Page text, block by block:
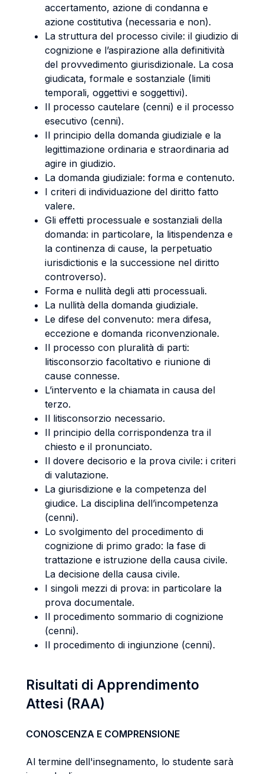
accertamento, azione di condanna e
azione costitutiva (necessaria e non).
La struttura del processo civile: il giudizio di
cognizione e l’aspirazione alla definitività
del provvedimento giurisdizionale. La cosa
giudicata, formale e sostanziale (limiti
temporali, oggettivi e soggettivi).
Il processo cautelare (cenni) e il processo
esecutivo (cenni).
Il principio della domanda giudiziale e la
legittimazione ordinaria e straordinaria ad
agire in giudizio.
La domanda giudiziale: forma e contenuto.
I criteri di individuazione del diritto fatto
valere.
Gli effetti processuale e sostanziali della
domanda: in particolare, la litispendenza e
la continenza di cause, la perpetuatio
iurisdictionis e la successione nel diritto
controverso).
Forma e nullità degli atti processuali.
La nullità della domanda giudiziale.
Le difese del convenuto: mera difesa,
eccezione e domanda riconvenzionale.
Il processo con pluralità di parti:
litisconsorzio facoltativo e riunione di
cause connesse.
L’intervento e la chiamata in causa del
terzo.
Il litisconsorzio necessario.
Il principio della corrispondenza tra il
chiesto e il pronunciato.
Il dovere decisorio e la prova civile: i criteri
di valutazione.
La giurisdizione e la competenza del
giudice. La disciplina dell’incompetenza
(cenni).
Lo svolgimento del procedimento di
cognizione di primo grado: la fase di
trattazione e istruzione della causa civile.
La decisione della causa civile.
I singoli mezzi di prova: in particolare la
prova documentale.
Il procedimento sommario di cognizione
(cenni).
Il procedimento di ingiunzione (cenni).
Risultati di Apprendimento
Attesi (RAA)
CONOSCENZA E COMPRENSIONE
Al termine dell'insegnamento, lo studente sarà